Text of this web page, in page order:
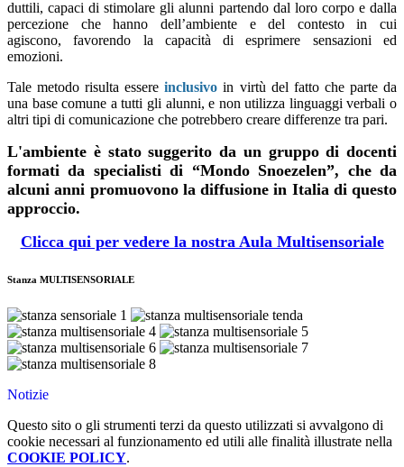
duttili, capaci di stimolare gli alunni partendo dal loro corpo e dalla
percezione che hanno dell’ambiente e del contesto in cui
agiscono,favorendo la capacità di esprimere sensazioni ed
emozioni.
Tale metodo risulta essere inclusivo in virtù del fatto che parte da
una base comune a tutti gli alunni, e non utilizza linguaggi verbali o
altri tipi di comunicazione che potrebbero creare differenze tra pari.
L'ambiente è stato suggerito da un gruppo di docenti
formati da specialisti di “Mondo Snoezelen”, che da
alcuni anni promuovono la diffusione in Italia di questo
approccio.
Clicca qui per vedere la nostra Aula Multisensoriale
Stanza MULTISENSORIALE
Notizie
Questo sito o gli strumenti terzi da questo utilizzati si avvalgono di
cookie necessari al funzionamento ed utili alle finalità illustrate nella
COOKIE POLICY.